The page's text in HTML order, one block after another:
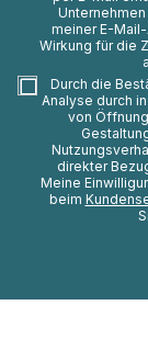
meiner E-
Wirkung für die
Durch die
Analyse durch
von
direkter
Meine
beim